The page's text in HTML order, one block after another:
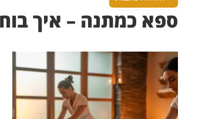
ספא כמתנה – איך